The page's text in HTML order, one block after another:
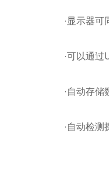
·显示器
·可以通
·自动存储
·自动检测